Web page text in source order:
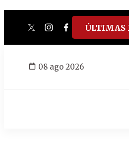
twitterinstagram
facebook
tiktok
ÚLTIMAS
08 ago 2026